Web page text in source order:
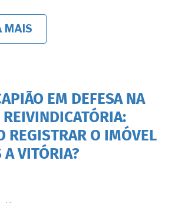
MAIS
COMPRAR
OPORTUNIDADE
DE
OURO
OU
FONTE
DE
PROBLEMAS
EM DEFESA NA
REIVINDICATÓRIA:
REGISTRAR O IMÓVEL
A VITÓRIA?